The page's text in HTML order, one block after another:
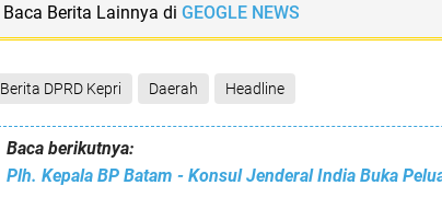
Baca Berita Lainnya di GEOGLE NEWS
Berita DPRD Kepri Daerah Headline
Baca berikutnya: